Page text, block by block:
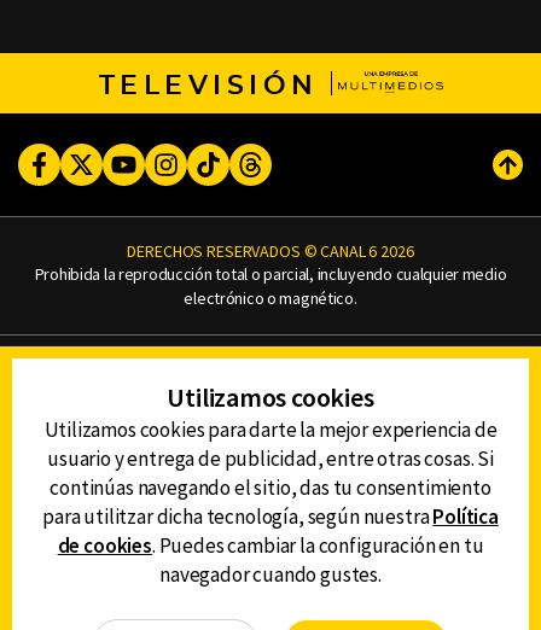
TELEVISIÓN
FacebookTwitterYoutubeInstagram
TikTokThreads
DERECHOS RESERVADOS © CANAL 6 2026
Prohibida la reproducción total o parcial, incluyendo cualquier medio
electrónico o magnético.
AVISO DE PRIVACIDAD
AVISO LEGAL
DEFENSORÍA DE LAS AUDIENCIAS
DESCARGA LA APP DE CANAL 6
Utilizamos cookies
Utilizamos cookies para darte la mejor experiencia de
usuario y entrega de publicidad, entre otras cosas. Si
continúas navegando el sitio, das tu consentimiento
para utilitzar dicha tecnología, según nuestraPolítica
de cookies. Puedes cambiar la configuración en tu
navegador cuando gustes.